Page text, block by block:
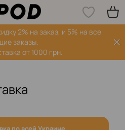
2% на заказ, и 5% на все
заказы.
от 1000 грн.